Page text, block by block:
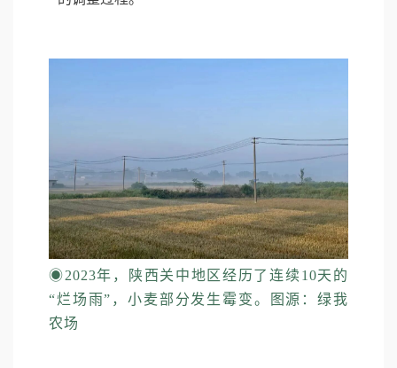
◉2023年，陕西关中地区经历了连续10天的
“烂场雨”，小麦部分发生霉变。图源：绿我
农场